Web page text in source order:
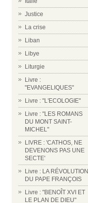
Justice
La crise
Liban
Libye
Liturgie
Livre :
"EVANGELIQUES"
Livre : "L'ECOLOGIE"
Livre : "LES ROMANS
DU MONT SAINT-
MICHEL"
LIVRE : 'CATHOS, NE
DEVENONS PAS UNE
SECTE'
Livre : LA RÉVOLUTION
DU PAPE FRANÇOIS
Livre : "BENOÎT XVI ET
LE PLAN DE DIEU"